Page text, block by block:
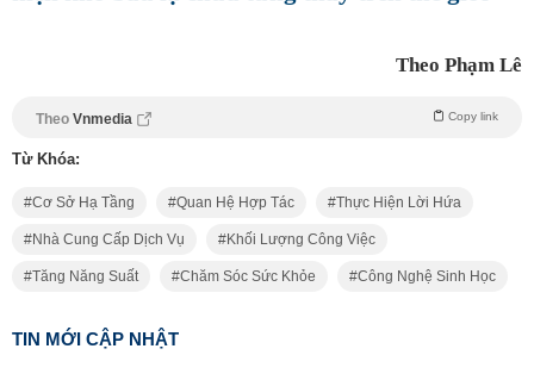
Theo Phạm Lê
Theo Vnmedia Copy link
Từ Khóa:
Cơ Sở Hạ Tầng Quan Hệ Hợp Tác Thực Hiện Lời Hứa
Nhà Cung Cấp Dịch Vụ Khối Lượng Công Việc
Tăng Năng Suất Chăm Sóc Sức Khỏe Công Nghệ Sinh Học
TIN MỚI CẬP NHẬT